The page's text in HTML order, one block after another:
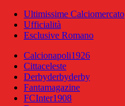
Ultimissime Calciomercato
Ufficialità
Esclusive Romano
Calcionapoli1926
Cittaceleste
Derbyderbyderby
Fantamagazine
FCInter1908